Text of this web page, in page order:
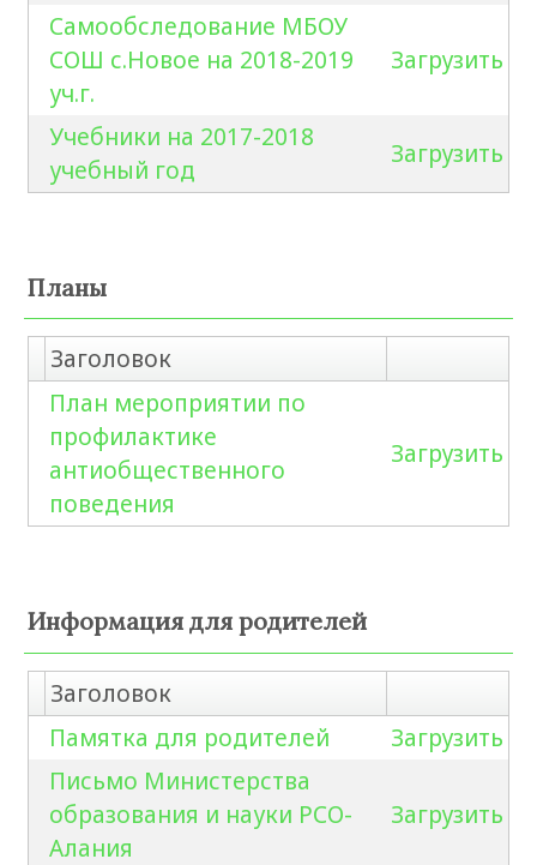
Самообследование МБОУ
СОШ с.Новое на 2018-2019
уч.г.
Загрузить
Учебники на 2017-2018
учебный год
Загрузить
Планы
Заголовок
План мероприятии по
профилактике
антиобщественного
поведения
Загрузить
Информация для родителей
Заголовок
Памятка для родителей
Загрузить
Письмо Министерства
образования и науки РСО-
Алания
Загрузить